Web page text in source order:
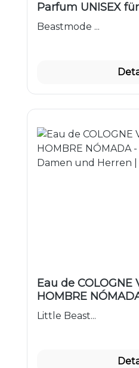
Parfum UNISEX
Herren von
Beastmode ...
Eau de COLOGNE
HOMBRE
Damen und Herren
Little Beast...